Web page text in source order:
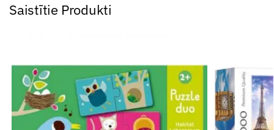
Saistītie Produkti